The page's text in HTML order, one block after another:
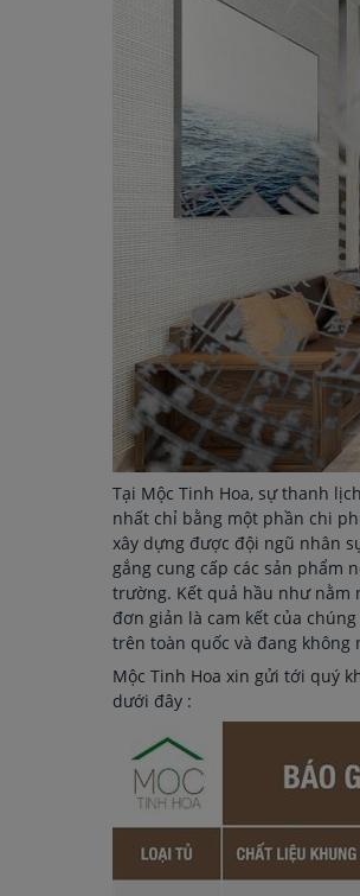
Tại Mộc Tinh Hoa, sự thanh
nhất chỉ bằng một phần chi
xây dựng được đội ngũ nhân
gắng cung cấp các sản phẩm
trường. Kết quả hầu như nằm
đơn giản là cam kết của
trên toàn quốc và đang không
Mộc Tinh Hoa xin gửi tới quý
dưới đây :